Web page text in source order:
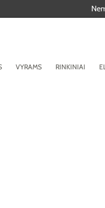
VYRAMS RINKINIAI